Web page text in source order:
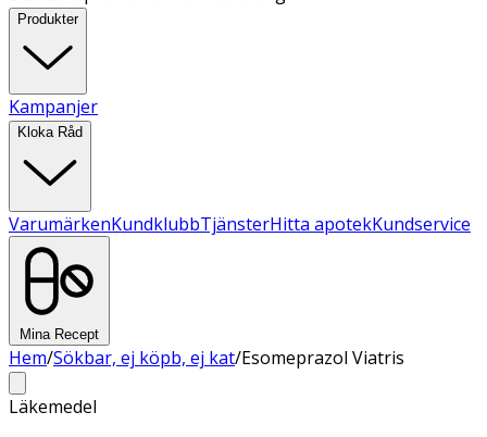
Produkter
Kampanjer
Kloka Råd
VarumärkenKundklubbTjänsterHitta apotekKundservice
Mina Recept
Hem/Sökbar, ej köpb, ej kat/Esomeprazol Viatris
Läkemedel